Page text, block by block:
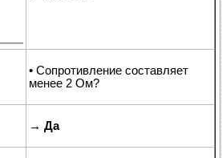
• Сопротивление составляет
менее 2 Ом?
→ Да